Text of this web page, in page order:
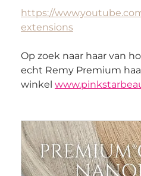
https://
extensions
Op zoek naar haar van
echt Remy Premium
winkel